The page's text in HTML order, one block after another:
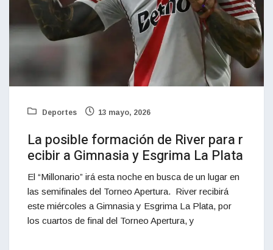
Deportes 13 mayo, 2026
La posible formación de River para r
ecibir a Gimnasia y Esgrima La Plata
El “Millonario” irá esta noche en busca de un lugar en
las semifinales del Torneo Apertura. River recibirá
este miércoles a Gimnasia y Esgrima La Plata, por
los cuartos de final del Torneo Apertura, y